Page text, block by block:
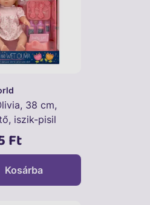
38 cm,
iszik-pisil
Ft
Kosárba